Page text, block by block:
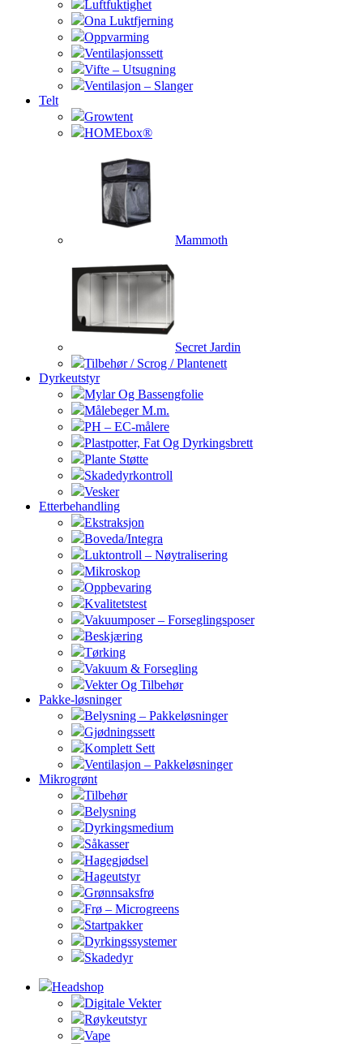
Luftfuktighet
Ona Luktfjerning
Oppvarming
Ventilasjonssett
Vifte – Utsugning
Ventilasjon – Slanger
Telt
Growtent
HOMEbox®
Mammoth
Secret Jardin
Tilbehør / Scrog / Plantenett
Dyrkeutstyr
Mylar Og Bassengfolie
Målebeger M.m.
PH – EC-målere
Plastpotter, Fat Og Dyrkingsbrett
Plante Støtte
Skadedyrkontroll
Vesker
Etterbehandling
Ekstraksjon
Boveda/Integra
Luktontroll – Nøytralisering
Mikroskop
Oppbevaring
Kvalitetstest
Vakuumposer – Forseglingsposer
Beskjæring
Tørking
Vakuum & Forsegling
Vekter Og Tilbehør
Pakke-løsninger
Belysning – Pakkeløsninger
Gjødningssett
Komplett Sett
Ventilasjon – Pakkeløsninger
Mikrogrønt
Tilbehør
Belysning
Dyrkingsmedium
Såkasser
Hagegjødsel
Hageutstyr
Grønnsaksfrø
Frø – Microgreens
Startpakker
Dyrkingssystemer
Skadedyr
Headshop
Digitale Vekter
Røykeutstyr
Vape